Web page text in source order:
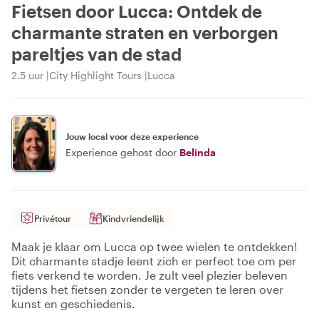
Fietsen door Lucca: Ontdek de
charmante straten en verborgen
pareltjes van de stad
2.5 uur City Highlight Tours Lucca
Jouw local voor deze experience
Experience gehost door Belinda
Privétour Kindvriendelijk
Maak je klaar om Lucca op twee wielen te ontdekken!
Dit charmante stadje leent zich er perfect toe om per
fiets verkend te worden. Je zult veel plezier beleven
tijdens het fietsen zonder te vergeten te leren over
kunst en geschiedenis.